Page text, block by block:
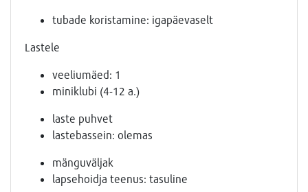
tubade koristamine: igapäevaselt
Lastele
veeliumäed: 1
miniklubi (4-12 a.)
laste puhvet
lastebassein: olemas
mänguväljak
lapsehoidja teenus: tasuline